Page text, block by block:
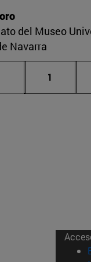
del Museo
Navarra
Página
1